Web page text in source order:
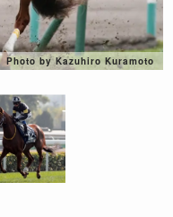
Photo by Kazuhiro Kuramoto